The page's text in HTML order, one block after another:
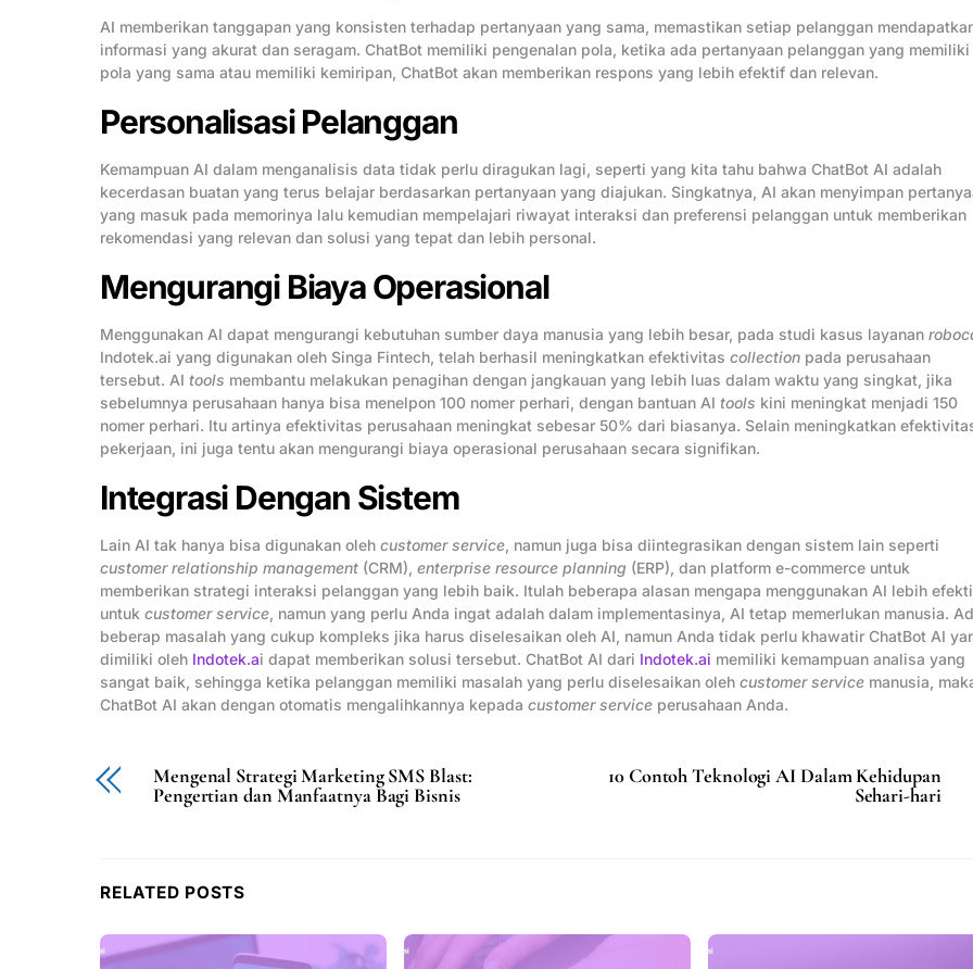
AI memberikan tanggapan yang konsisten terhadap pertanyaan yang sama, memastikan setiap pelanggan
informasi yang akurat dan seragam. ChatBot memiliki pengenalan pola, ketika ada pertanyaan pelanggan yang memiliki
pola yang sama atau memiliki kemiripan, ChatBot akan memberikan respons yang lebih efektif dan relevan.
Personalisasi Pelanggan
Kemampuan AI dalam menganalisis data tidak perlu diragukan lagi, seperti yang kita tahu bahwa ChatBot AI adalah
kecerdasan buatan yang terus belajar berdasarkan pertanyaan yang diajukan. Singkatnya, AI akan menyimpan
yang masuk pada memorinya lalu kemudian mempelajari riwayat interaksi dan preferensi pelanggan untuk memberikan
rekomendasi yang relevan dan solusi yang tepat dan lebih personal.
Mengurangi Biaya Operasional
Menggunakan AI dapat mengurangi kebutuhan sumber daya manusia yang lebih besar, pada studi kasus layanan
Indotek.ai yang digunakan oleh Singa Fintech, telah berhasil meningkatkan efektivitas collection pada perusahaan
tersebut. AI tools membantu melakukan penagihan dengan jangkauan yang lebih luas dalam waktu yang singkat, jika
sebelumnya perusahaan hanya bisa menelpon 100 nomer perhari, dengan bantuan AI tools kini meningkat menjadi 150
nomer perhari. Itu artinya efektivitas perusahaan meningkat sebesar 50% dari biasanya. Selain meningkatkan
pekerjaan, ini juga tentu akan mengurangi biaya operasional perusahaan secara signifikan.
Integrasi Dengan Sistem
Lain AI tak hanya bisa digunakan oleh customer service , namun juga bisa diintegrasikan dengan sistem lain seperti
customer relationship management (CRM), enterprise resource planning (ERP), dan platform e-commerce untuk
memberikan strategi interaksi pelanggan yang lebih baik. Itulah beberapa alasan mengapa menggunakan AI lebih
untuk customer service , namun yang perlu Anda ingat adalah dalam implementasinya, AI tetap memerlukan manusia.
beberap masalah yang cukup kompleks jika harus diselesaikan oleh AI, namun Anda tidak perlu khawatir ChatBot AI
dimiliki oleh Indotek.ai dapat memberikan solusi tersebut. ChatBot AI dari Indotek.ai memiliki kemampuan analisa yang
sangat baik, sehingga ketika pelanggan memiliki masalah yang perlu diselesaikan oleh customer service manusia,
ChatBot AI akan dengan otomatis mengalihkannya kepada customer service perusahaan Anda.
Mengenal Strategi Marketing SMS Blast:
Pengertian dan Manfaatnya Bagi Bisnis
10 Contoh Teknologi AI Dalam Kehidupan
Sehari-hari
RELATED POSTS